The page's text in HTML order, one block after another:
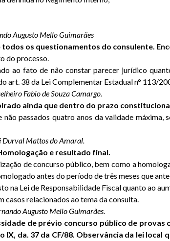
Augusto Mello Guimarães
os questionamentos do consulente.
do processo.
ao fato de não constar parecer jurídico
art. 38 da Lei Complementar Estadual n° 113/
Fabio de Souza Camargo.
ainda que dentro do prazo
passados quatro anos da validade máxima,
Durval Mattos do Amaral.
e resultado final.
de concurso público, bem como a
antes do período de três meses que
Lei de Responsabilidade Fiscal quanto ao
relacionados ao tema da consulta.
Augusto Mello Guimarães.
de prévio concurso público de
da. 37 da CF/88. Observância da lei local